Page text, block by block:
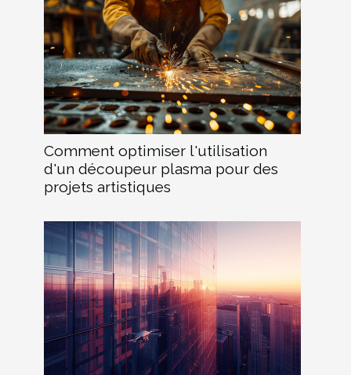
Comment optimiser l'utilisation
d'un découpeur plasma pour des
projets artistiques